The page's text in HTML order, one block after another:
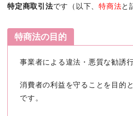
特定商取引法です（以下、特商法と
特商法の目的
事業者による違法・悪質な勧誘
消費者の利益を守ることを目的
です。